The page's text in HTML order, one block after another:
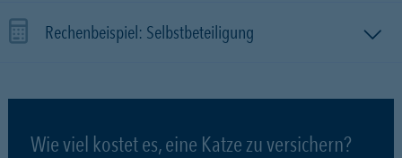
Rechenbeispiel: Selbstbeteiligung
Wie viel kostet es, eine Katze zu versichern?